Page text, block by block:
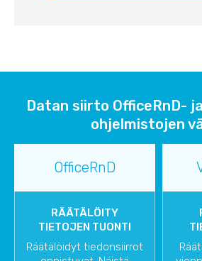
Datan siirto OfficeRnD-
ohjelmistojen
OfficeRnD
RÄÄTÄLÖITY
TIETOJEN TUONTI
Räätälöidyt tiedonsiirrot